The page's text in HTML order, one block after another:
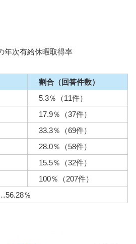
年次有給休暇取得率
割合（回答件数）
5.3％（11件）
17.9％（37件）
33.3％（69件）
28.0％（58件）
15.5％（32件）
100％（207件）
％